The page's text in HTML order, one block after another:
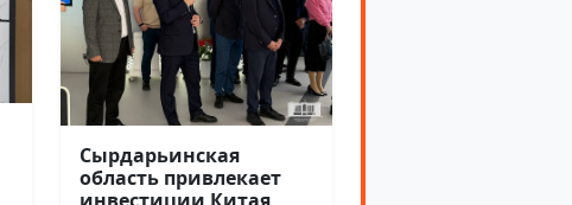
Сырдарьинская
область привлекает